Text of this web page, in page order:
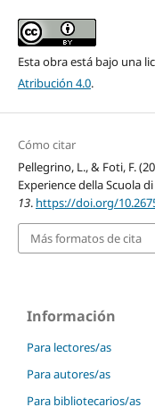
Esta obra está bajo una
Atribución 4.0.
Cómo citar
Pellegrino, L., & Foti, F.
Experience della Scuola
13. https://doi.org/
Más formatos de cita
Información
Para lectores/as
Para autores/as
Para bibliotecarios/as